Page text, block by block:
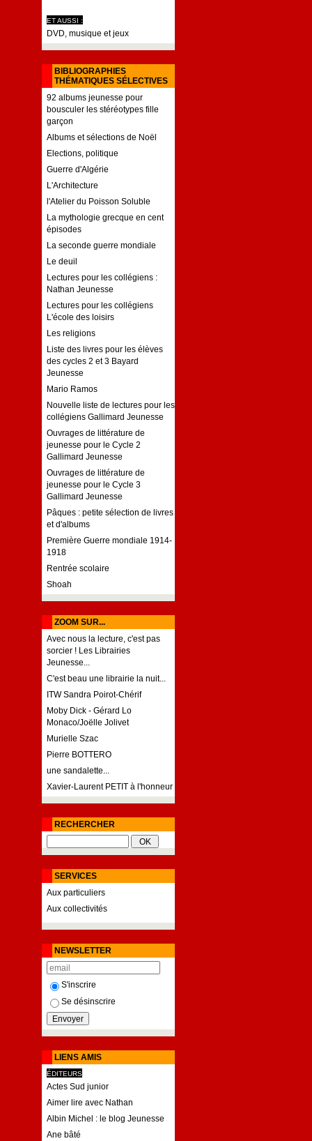
ET AUSSI :
DVD, musique et jeux
BIBLIOGRAPHIES
THÉMATIQUES SÉLECTIVES
92 albums jeunesse pour
bousculer les stéréotypes fille
garçon
Albums et sélections de Noël
Elections, politique
Guerre d'Algérie
L'Architecture
l'Atelier du Poisson Soluble
La mythologie grecque en cent
épisodes
La seconde guerre mondiale
Le deuil
Lectures pour les collégiens :
Nathan Jeunesse
Lectures pour les collégiens
L'école des loisirs
Les religions
Liste des livres pour les élèves
des cycles 2 et 3 Bayard
Jeunesse
Mario Ramos
Nouvelle liste de lectures pour les
collégiens Gallimard Jeunesse
Ouvrages de littérature de
jeunesse pour le Cycle 2
Gallimard Jeunesse
Ouvrages de littérature de
jeunesse pour le Cycle 3
Gallimard Jeunesse
Pâques : petite sélection de livres
et d'albums
Première Guerre mondiale 1914-
1918
Rentrée scolaire
Shoah
ZOOM SUR...
Avec nous la lecture, c'est pas
sorcier ! Les Librairies
Jeunesse...
C'est beau une librairie la nuit...
ITW Sandra Poirot-Chérif
Moby Dick - Gérard Lo
Monaco/Joëlle Jolivet
Murielle Szac
Pierre BOTTERO
une sandalette...
Xavier-Laurent PETIT à l'honneur
RECHERCHER
SERVICES
Aux particuliers
Aux collectivités
NEWSLETTER
S'inscrire
Se désinscrire
LIENS AMIS
ÉDITEURS
Actes Sud junior
Aimer lire avec Nathan
Albin Michel : le blog Jeunesse
Ane bâté